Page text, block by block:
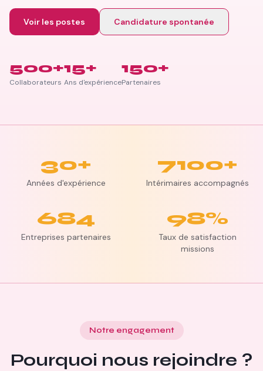
Voir les postes Candidature spontanée
500+
Collaborateurs
15+
Ans d'expérience
150+
Partenaires
30+
Années d'expérience
7100+
Intérimaires accompagnés
684
Entreprises partenaires
98%
Taux de satisfaction
missions
Notre engagement
Pourquoi nous rejoindre ?